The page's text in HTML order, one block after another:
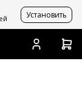
Установить